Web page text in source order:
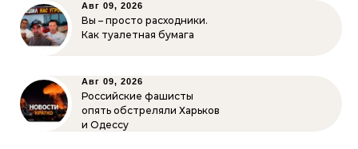
Авг 09, 2026
Вы – просто расходники.
Как туалетная бумага
Авг 09, 2026
Российские фашисты
опять обстреляли Харьков
и Одессу